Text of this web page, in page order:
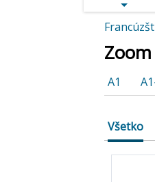
Zoom
A1
Všetko